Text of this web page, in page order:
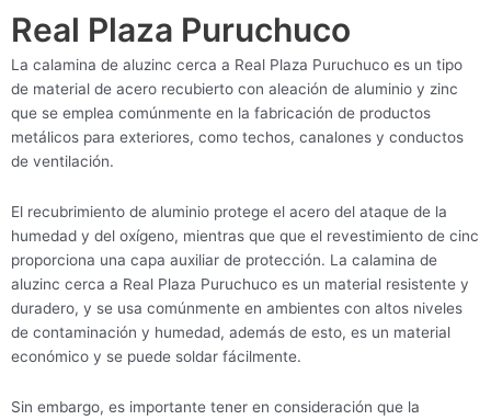
Real Plaza Puruchuco
La calamina de aluzinc cerca a Real Plaza Puruchuco es un tipo
de material de acero recubierto con aleación de aluminio y zinc
que se emplea comúnmente en la fabricación de productos
metálicos para exteriores, como techos, canalones y conductos
de ventilación.
El recubrimiento de aluminio protege el acero del ataque de la
humedad y del oxígeno, mientras que que el revestimiento de cinc
proporciona una capa auxiliar de protección. La calamina de
aluzinc cerca a Real Plaza Puruchuco es un material resistente y
duradero, y se usa comúnmente en ambientes con altos niveles
de contaminación y humedad, además de esto, es un material
económico y se puede soldar fácilmente.
Sin embargo, es importante tener en consideración que la